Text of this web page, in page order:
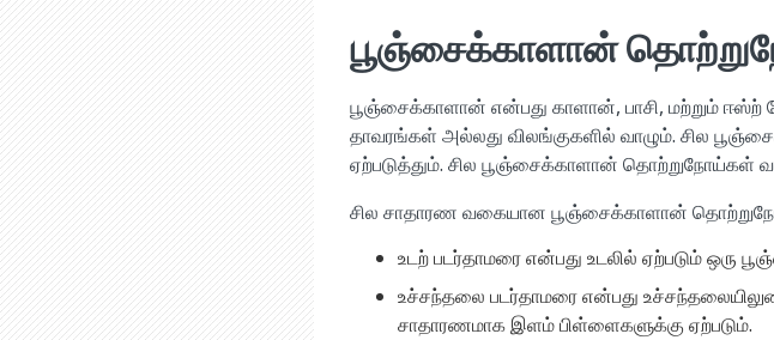
பூஞ்சைக்காளான்
பூஞ்சைக்காளான் என்பது காளான், பாசி, மற்றும்
தாவரங்கள் அல்லது விலங்குகளில் வாழும். சில
ஏற்படுத்தும். சில பூஞ்சைக்காளான்
சில சாதாரண வகையான பூஞ்சைக்காளான்
உடற் படர்தாமரை என்பது உடலில் ஏற்படும் ஒரு
உச்சந்தலை படர்தாமரை என்பது
சாதாரணமாக இளம் பிள்ளைகளுக்கு ஏற்படும்.